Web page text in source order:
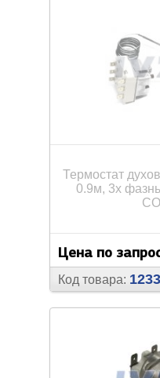
Термостат
0.9м, 3х
Цена по
Код товара: